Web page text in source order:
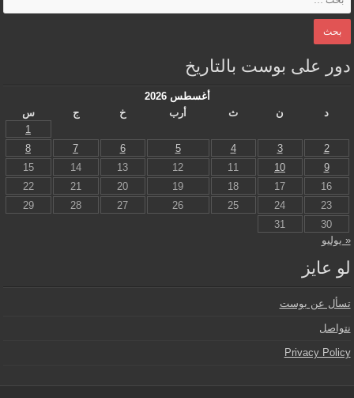
دور على بوست بالتاريخ
أغسطس 2026
د
ن ث أرب خ ج
س
1
2
3
4
5
6
7
8
9
10
11
12
13
14
15
16
17
18
19
20
21
22
23
24
25
26
27
28
29
30
31
« يوليو
لو عايز
تسأل عن بوست
نتواصل
Privacy Policy